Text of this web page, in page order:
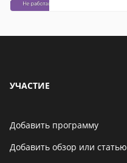
УЧАСТИЕ
Добавить программу
Добавить обзор или статью